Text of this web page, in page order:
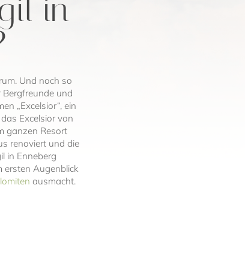
in
Und noch so
und
„Excelsior“, ein
Excelsior von
ganzen Resort
renoviert und die
in Enneberg
ersten Augenblick
ausmacht.